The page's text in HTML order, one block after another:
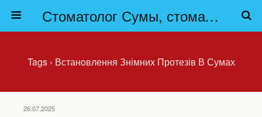
Стоматолог Сумы, стоматологические клиники Сумы, детская стоматология в Сумах. | Частная стоматология Сумы
Tags › Встановлення Знімних Протезів В Сумах
26.07.2025